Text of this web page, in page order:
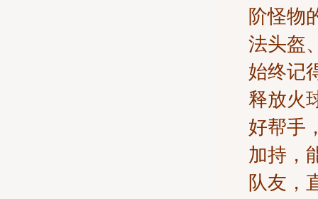
阶怪物
法头盔
始终记
释放火
好帮手
加持，
队友，